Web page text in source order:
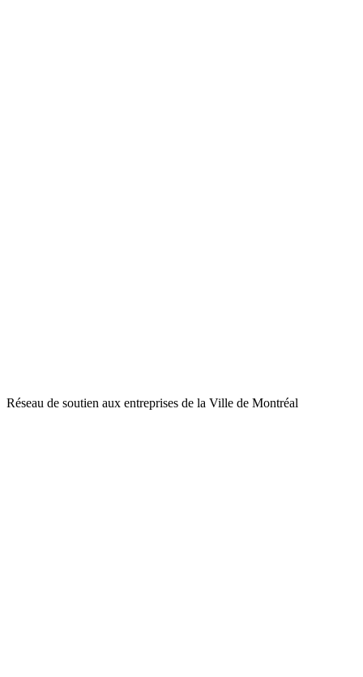
Réseau de soutien aux entreprises de la Ville de Montréal